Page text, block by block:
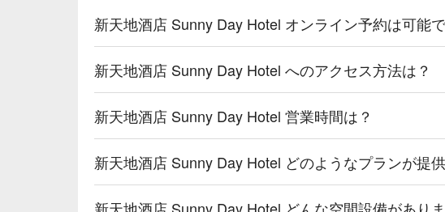
新天地酒店 Sunny Day Hotel オンライン予約は可能
新天地酒店 Sunny Day Hotel へのアクセス方法は？
新天地酒店 Sunny Day Hotel 営業時間は？
新天地酒店 Sunny Day Hotel どのようなプランが提